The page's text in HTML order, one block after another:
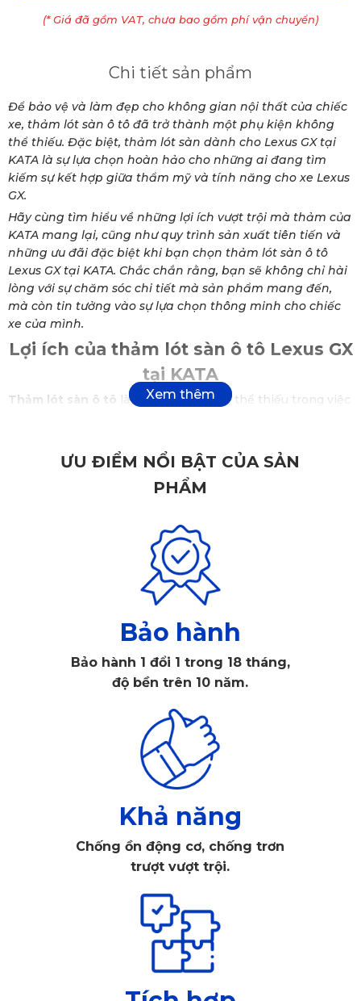
(* Giá đã gồm VAT, chưa bao gồm phí vận chuyển)
Chi tiết sản phẩm
Để bảo vệ và làm đẹp cho không gian nội thất của chiếc
xe, thảm lót sàn ô tô đã trở thành một phụ kiện không
thể thiếu. Đặc biệt, thảm lót sàn dành cho Lexus GX tại
KATA là sự lựa chọn hoàn hảo cho những ai đang tìm
kiếm sự kết hợp giữa thẩm mỹ và tính năng cho xe Lexus
GX.
Hãy cùng tìm hiểu về những lợi ích vượt trội mà thảm của
KATA mang lại, cũng như quy trình sản xuất tiên tiến và
những ưu đãi đặc biệt khi bạn chọn thảm lót sàn ô tô
Lexus GX tại KATA. Chắc chắn rằng, bạn sẽ không chỉ hài
lòng với sự chăm sóc chi tiết mà sản phẩm mang đến,
mà còn tin tưởng vào sự lựa chọn thông minh cho chiếc
xe của mình.
Lợi ích của thảm lót sàn ô tô Lexus GX
tại KATA
Thảm lót sàn ô tô là một phần không thể thiếu trong việc
dụng trang trí nội thất mà còn mang lại nhiều lợi ích thiết
GXcủa KATA được sản xuất từ
nguyên liệu PVC cao cấp, đạt chuẩn chất lượng SGS Châu
Âu. Đây là một trong những điểm nổi bật nhất, giúp sản
phẩm đảm bảo an toàn cho sức khỏe người dùng và thân
thiện với môi trường. Đặc biệt, với công nghệ sản xuất tiên
tiến, thảm lót sàn KATA không chỉ bền vững mà còn đem
lại cảm giác mềm mại và êm ái cho người sử dụng.
ƯU ĐIỂM NỔI BẬT CỦA SẢN
PHẨM
Bảo hành
Bảo hành 1 đổi 1 trong 18 tháng,
độ bền trên 10 năm.
Khả năng
Chống ồn động cơ, chống trơn
trượt vượt trội.